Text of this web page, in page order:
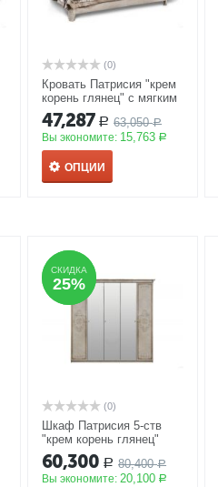
(0)
Кровать Патрисия "крем
корень глянец" с мягким
изголовьем, спальное
место 160*200 АКЦИЯ
47,287 Р 63,050 Р
Вы экономите: 15,763 Р
ОПЦИИ
СКИДКА
25%
СКИДКА
25%
(0)
Шкаф Патрисия 5-ств
"крем корень глянец"
АКЦИЯ
60,300 Р 80,400 Р
Вы экономите:20,100 Р